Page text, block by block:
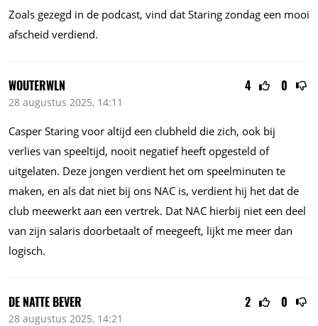
Zoals gezegd in de podcast, vind dat Staring zondag een mooi
afscheid verdiend.
4 0
WOUTERWLN
28 augustus 2025, 14:11
Casper Staring voor altijd een clubheld die zich, ook bij
verlies van speeltijd, nooit negatief heeft opgesteld of
uitgelaten. Deze jongen verdient het om speelminuten te
maken, en als dat niet bij ons NAC is, verdient hij het dat de
club meewerkt aan een vertrek. Dat NAC hierbij niet een deel
van zijn salaris doorbetaalt of meegeeft, lijkt me meer dan
logisch.
2 0
DE NATTE BEVER
28 augustus 2025, 14:21